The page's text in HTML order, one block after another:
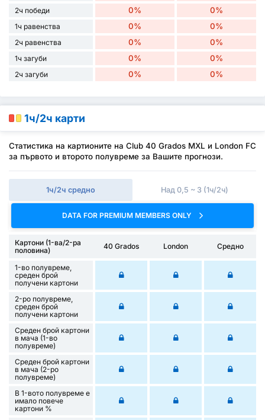
2ч победи 0% 0%
1ч равенства 0% 0%
2ч равенства 0% 0%
1ч загуби 0% 0%
2ч загуби 0% 0%
1ч/2ч карти
Статистика на картионите на Club 40 Grados MXL и London FC
за първото и второто полувреме за Вашите прогнози.
1ч/2ч средно Над 0,5 ~ 3 (1ч/2ч)
DATA FOR PREMIUM MEMBERS ONLY
Картони (1-ва/2-ра
половина)
40 Grados London Средно
1-во полувреме,
среден брой
получени картони
2-ро полувреме,
среден брой
получени картони
Среден брой картони
в мача (1-во
полувреме)
Среден брой картони
в мача (2-ро
полувреме)
В 1-вото полувреме е
имало повече
картони %